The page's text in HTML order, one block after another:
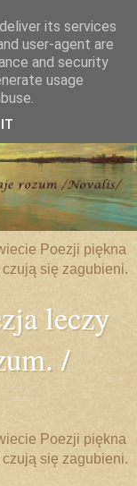
Poezji piękna
się zagubieni.
leczy
/
Poezji piękna
się zagubieni.
its services
user-agent are
and security
usage